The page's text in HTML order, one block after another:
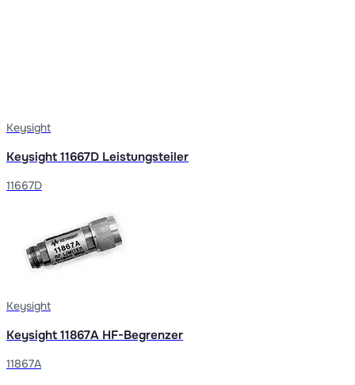
Keysight
Keysight 11667D Leistungsteiler
11667D
Keysight
Keysight 11867A HF-Begrenzer
11867A